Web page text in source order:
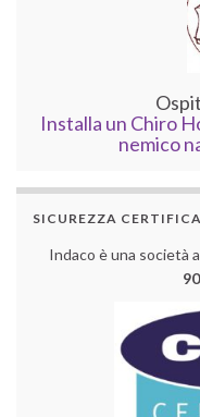
Installa un Chiro
nemico
SICUREZZA
Indaco è una società